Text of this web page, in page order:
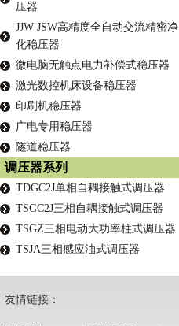
压器
JJW JSW高精度全自动交流精密净
化稳压器
微电脑无触点电力补偿式稳压器
激光数控机床设备稳压器
印刷机稳压器
广电专用稳压器
隧道稳压器
调压器系列
TDGC2J单相自耦接触式调压器
TSGC2J三相自耦接触式调压器
TSGZ三相电动大功率柱式调压器
TSJA三相感应油式调压器
友情链接：